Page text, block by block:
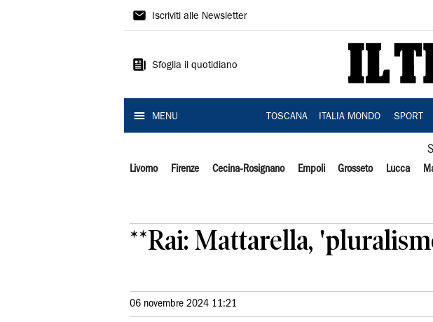
Il
Iscriviti alle Newsletter
Sfoglia il quotidiano
MENU TOSCANA ITALIA MONDO SPORT
Livorno Firenze Cecina-Rosignano Empoli Grosseto Lucca
**Rai: Mattarella,
06 novembre 2024 11:21